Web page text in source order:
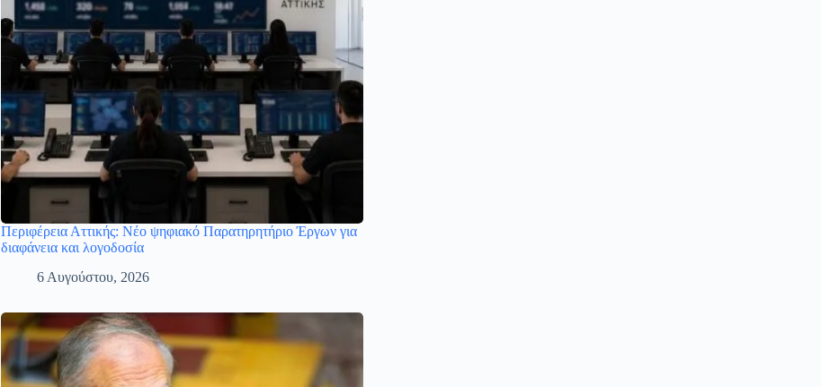
Περιφέρεια Αττικής: Νέο ψηφιακό Παρατηρητήριο Έργων για
διαφάνεια και λογοδοσία
6 Αυγούστου, 2026